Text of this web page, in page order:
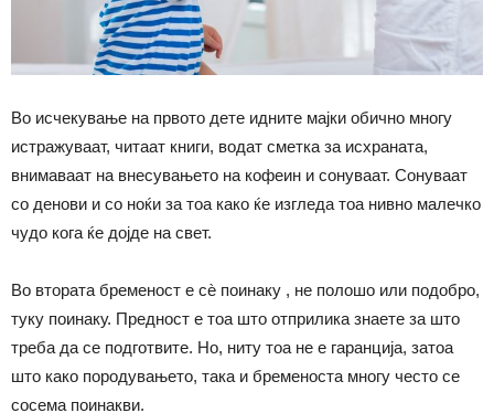
Во исчекување на првото дете идните мајки обично многу
истражуваат, читаат книги, водат сметка за исхраната,
внимаваат на внесувањето на кофеин и сонуваат. Сонуваат
со денови и со ноќи за тоа како ќе изгледа тоа нивно малечко
чудо кога ќе дојде на свет.
Во втората бременост е сѐ поинаку , не полошо или подобро,
туку поинаку. Предност е тоа што отприлика знаете за што
треба да се подготвите. Но, ниту тоа не е гаранција, затоа
што како породувањето, така и бременоста многу често се
сосема поинакви.